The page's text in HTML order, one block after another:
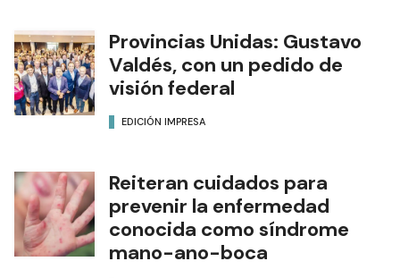
Provincias Unidas: Gustavo
Valdés, con un pedido de
visión federal
EDICIÓN IMPRESA
Reiteran cuidados para
prevenir la enfermedad
conocida como síndrome
mano-ano-boca